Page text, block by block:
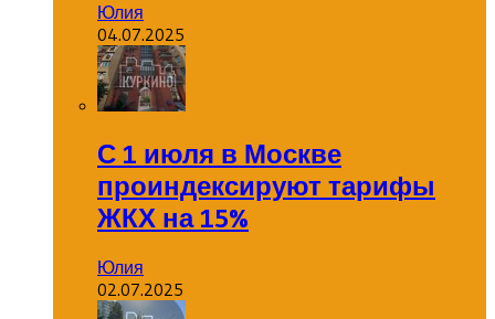
Юлия
04.07.2025
С 1 июля в Москве
проиндексируют тарифы
ЖКХ на 15%
Юлия
02.07.2025